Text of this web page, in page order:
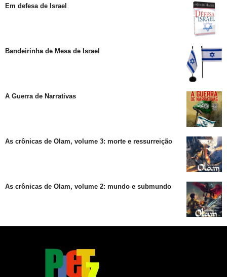
Em defesa de Israel
Bandeirinha de Mesa de Israel
A Guerra de Narrativas
As crônicas de Olam, volume 3: morte e ressurreição
As crônicas de Olam, volume 2: mundo e submundo